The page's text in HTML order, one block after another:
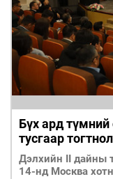
Бүх ард
тусгаар
жилийн ой
Дэлхийн II дайны
14-нд Москва